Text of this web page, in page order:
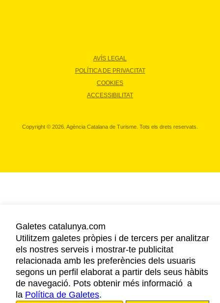
AVÍS LEGAL
POLÍTICA DE PRIVACITAT
COOKIES
ACCESSIBILITAT
Copyright © 2026. Agència Catalana de Turisme. Tots els drets reservats.
Galetes catalunya.com
Utilitzem galetes pròpies i de tercers per analitzar
els nostres serveis i mostrar-te publicitat
relacionada amb les preferències dels usuaris
segons un perfil elaborat a partir dels seus hàbits
de navegació. Pots obtenir més informació a
la Política de Galetes.